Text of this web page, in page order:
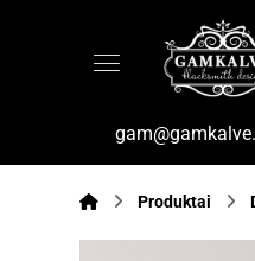
Produktai